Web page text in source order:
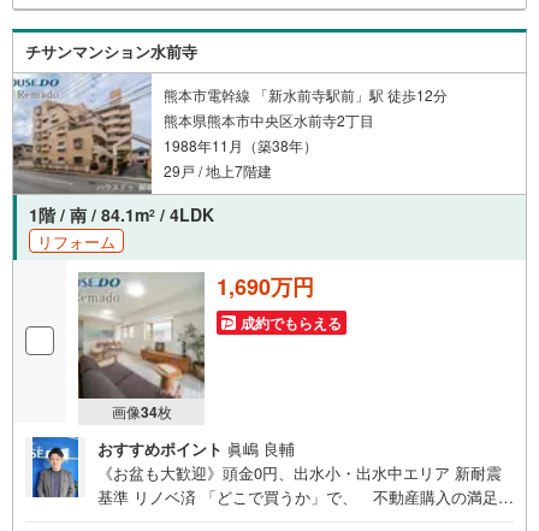
ションを窓口ひとつで比較・内覧■九州No.1の実績・ハウ
スドゥ全国大会2025 九州エリア売買件数・売上高1位・G
oogle口コミランキング 「熊本県 不動産売買」1位＼＼お
客様の声を参考に失敗しない家探しを //
チサンマンション水前寺
熊本市電幹線 「新水前寺駅前」駅 徒歩12分
熊本県熊本市中央区水前寺2丁目
1988年11月（築38年）
29戸 / 地上7階建
1階 / 南 / 84.1m2 / 4LDK
リフォーム
画像34枚
1,690万円
成約でもらえる
おすすめポイント 眞嶋 良輔
《お盆も大歓迎》頭金0円、出水小・出水中エリア 新耐震
基準 リノベ済 「どこで買うか」で、 不動産購入の満足度